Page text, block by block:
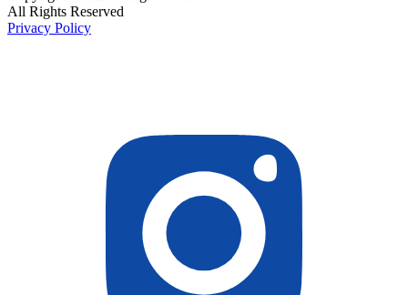
All Rights Reserved
Privacy Policy